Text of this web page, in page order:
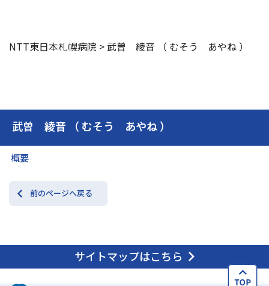
医療・介護関係の方
武曽 綾音 （ むそう あやね ）
概要
前のページへ戻る
NTT東日本札幌病院 > 武曽 綾音 （ むそう あやね ）
サイトマップはこちら